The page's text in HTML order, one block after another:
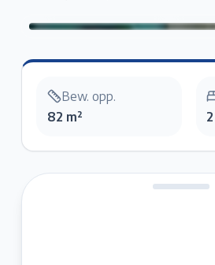
Bew. opp.
82 m²
2